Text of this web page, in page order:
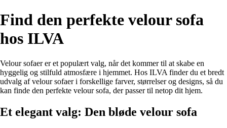
Find den perfekte velour sofa
hos ILVA
Velour sofaer er et populært valg, når det kommer til at skabe en
hyggelig og stilfuld atmosfære i hjemmet. Hos ILVA finder du et bredt
udvalg af velour sofaer i forskellige farver, størrelser og designs, så du
kan finde den perfekte velour sofa, der passer til netop dit hjem.
Et elegant valg: Den bløde velour sofa